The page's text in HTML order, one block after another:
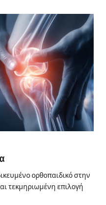
ορθοπαιδικό στην
τεκμηριωμένη επιλογή